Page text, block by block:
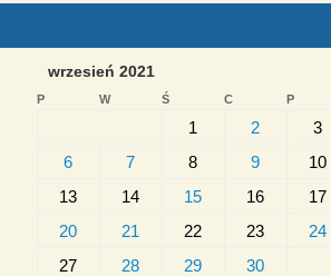
wrzesień 2021
P W Ś C P
1 2 3
6
7 8 9 10
13
14 15 16 17
20
21 22 23 24
27
28 29
30